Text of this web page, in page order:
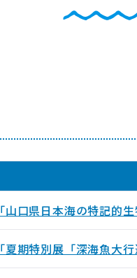
「山口県日本海の特記的
「夏期特別展「深海魚大